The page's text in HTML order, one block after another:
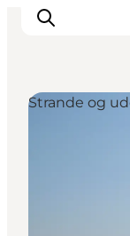
Strande og